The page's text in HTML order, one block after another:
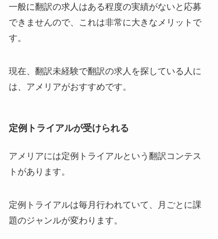
一般に翻訳の求人はある程度の実績がないと応募
できませんので、これは非常に大きなメリットで
す。
現在、翻訳未経験で翻訳の求人を探している人に
は、アメリアがおすすめです。
定例トライアルが受けられる
アメリアには定例トライアルという翻訳コンテス
トがあります。
定例トライアルは毎月行われていて、月ごとに課
題のジャンルが変わります。